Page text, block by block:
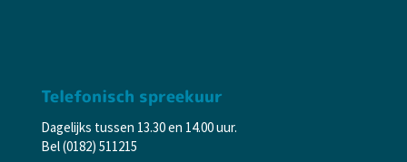
Telefonisch spreekuur
Dagelijks tussen 13.30 en 14.00 uur.
Bel (0182) 511215